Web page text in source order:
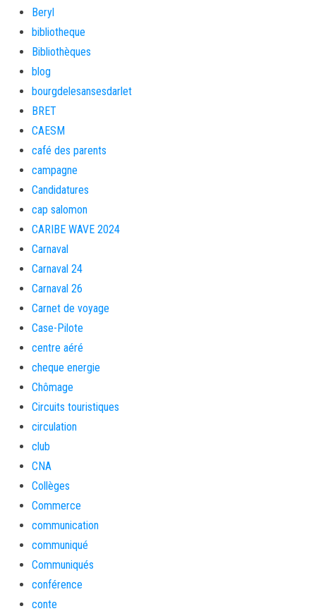
Beryl
bibliotheque
Bibliothèques
blog
bourgdelesansesdarlet
BRET
CAESM
café des parents
campagne
Candidatures
cap salomon
CARIBE WAVE 2024
Carnaval
Carnaval 24
Carnaval 26
Carnet de voyage
Case-Pilote
centre aéré
cheque energie
Chômage
Circuits touristiques
circulation
club
CNA
Collèges
Commerce
communication
communiqué
Communiqués
conférence
conte